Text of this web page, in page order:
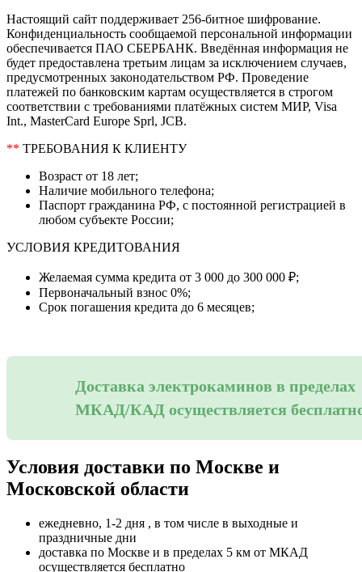
Настоящий сайт поддерживает 256-битное шифрование.
Конфиденциальность сообщаемой персональной информации
обеспечивается ПАО СБЕРБАНК. Введённая информация не
будет предоставлена третьим лицам за исключением случаев,
предусмотренных законодательством РФ. Проведение
платежей по банковским картам осуществляется в строгом
соответствии с требованиями платёжных систем МИР, Visa
Int., MasterCard Europe Sprl, JCB.
** ТРЕБОВАНИЯ К КЛИЕНТУ
Возраст от 18 лет;
Наличие мобильного телефона;
Паспорт гражданина РФ, с постоянной регистрацией в
любом субъекте России;
УСЛОВИЯ КРЕДИТОВАНИЯ
Желаемая сумма кредита от 3 000 до 300 000 ₽;
Первоначальный взнос 0%;
Срок погашения кредита до 6 месяцев;
Доставка электрокаминов в пределах
МКАД/КАД осуществляется
Условия доставки по Москве и
Московской области
ежедневно, 1-2 дня , в том числе в выходные и
праздничные дни
доставка по Москве и в пределах 5 км от МКАД
осуществляется бесплатно